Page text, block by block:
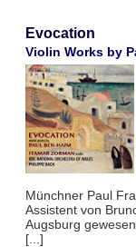
Evocation
Violin Works by
Münchner Paul
Assistent von
Augsburg
[...]